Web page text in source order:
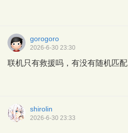
gorogoro
2026-6-30 23:30
联机只有救援吗，有没有随机匹配
shirolin
2026-6-30 23:33